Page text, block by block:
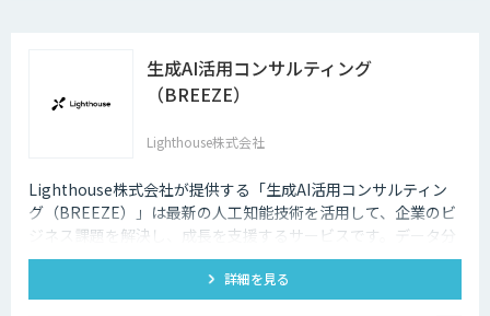
生成AI活用コンサルティング
（BREEZE）
Lighthouse株式会社
Lighthouse株式会社が提供する「生成AI活用コンサルティン
グ（BREEZE）」は最新の人工知能技術を活用して、企業のビ
ジネス課題を解決し、成長を支援するサービスです。データ分
析、業務自動化、予測分析、カスタマーエクスペリエンスの向
上など、幅広いソリューションを提供します。貴社事業の実態
に合わせたAI活用戦略を構築し、競争力を高めます。
詳細を見る